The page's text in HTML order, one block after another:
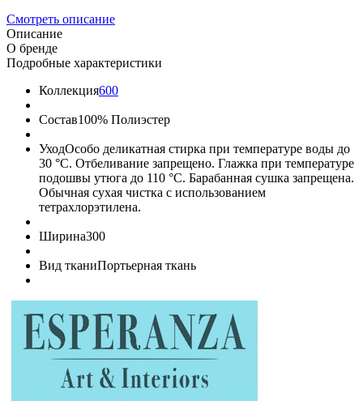
Смотреть описание
Описание
О бренде
Подробные характеристики
Коллекция600
Состав100% Полиэстер
УходОсобо деликатная стирка при температуре воды до
30 °C. Отбеливание запрещено. Глажка при температуре
подошвы утюга до 110 °C. Барабанная сушка запрещена.
Обычная сухая чистка с использованием
тетрахлорэтилена.
Ширина300
Вид тканиПортьерная ткань